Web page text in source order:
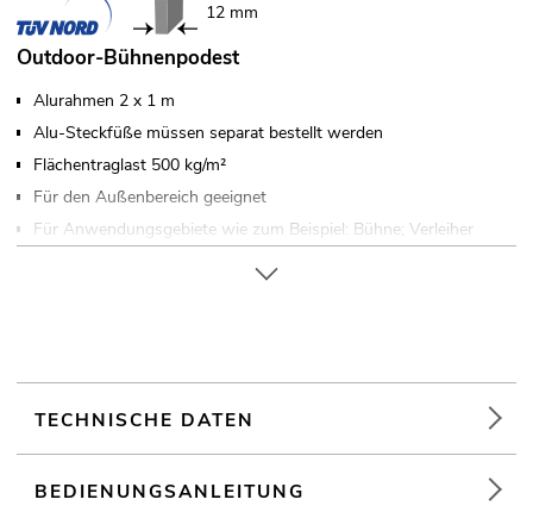
12 mm
Outdoor-Bühnenpodest
Alurahmen 2 x 1 m
Alu-Steckfüße müssen separat bestellt werden
Flächentraglast 500 kg/m²
Für den Außenbereich geeignet
Für Anwendungsgebiete wie zum Beispiel: Bühne; Verleiher
TECHNISCHE DATEN
BEDIENUNGSANLEITUNG